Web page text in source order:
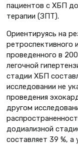
пациентов с ХБП
терапии (ЗПТ).
Ориентируясь на
ретроспективного
проведенного в
легочной
стадии ХБП
исследовании не
проведения
другом
додиализной
составляет 39 %, а